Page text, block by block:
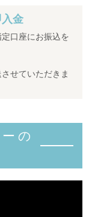
金
口座にお振込を
せていただきま
の